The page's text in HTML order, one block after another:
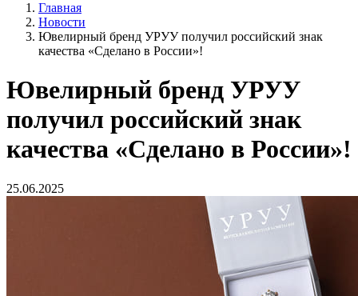
Главная
Новости
Ювелирный бренд УРУУ получил российский знак
качества «Сделано в России»!
Ювелирный бренд УРУУ
получил российский знак
качества «Сделано в России»!
25.06.2025